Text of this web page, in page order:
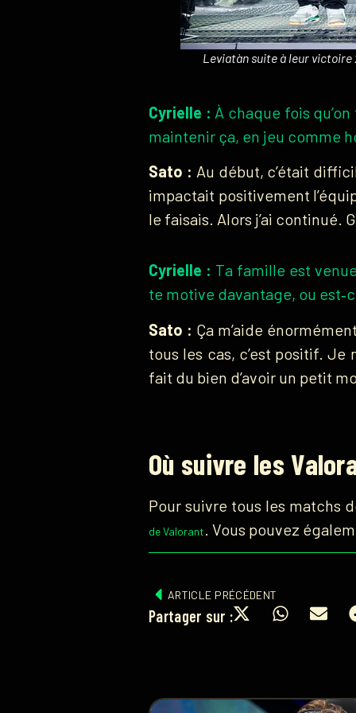
Leviatàn suite à leur victoire
Cyrielle : À chaque fois
maintenir ça, en jeu comme
Sato : Au début, c’était
impactait positivement
le faisais. Alors j’ai continué.
Cyrielle : Ta famille est
te motive davantage, ou
Sato : Ça m’aide
tous les cas, c’est positif. Je
fait du bien d’avoir un petit
Où suivre les
Pour suivre tous les matchs
de Valorant. Vous pouvez
ARTICLE PRÉCÉDENT
Partager sur :